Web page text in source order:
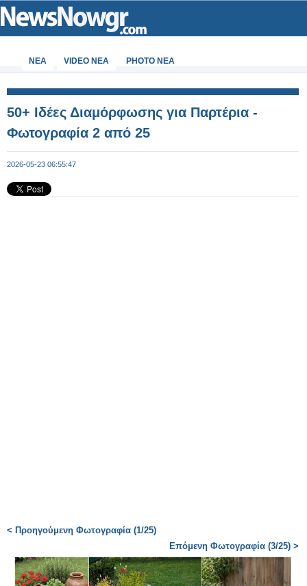
ΝΕΑ VIDEO NEA PHOTO NEA
50+ Ιδέες Διαμόρφωσης για Παρτέρια -
Φωτογραφία 2 από 25
2026-05-23 06:55:47
< Προηγούμενη Φωτογραφία (1/25)
Επόμενη Φωτογραφία (3/25) >